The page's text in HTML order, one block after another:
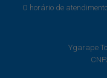
O horário de
Ygarape